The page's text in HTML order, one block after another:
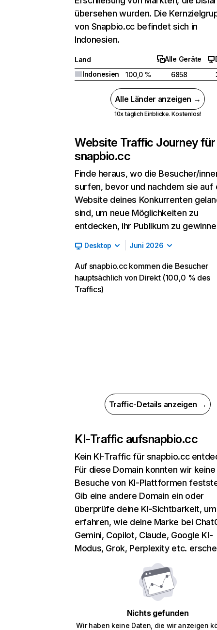
übersehen wurden. Die
von Snapbio.cc befindet sich in
Indonesien.
Land Alle Geräte
Indonesien
100,0 % 6858
Alle Länder anzeigen →
10x täglich Einblicke. Kostenlos!
Website Traffic Journey für
snapbio.cc
Finde heraus, wo die Besucher/
surfen, bevor und nachdem sie auf
Website deines Konkurrenten
sind, um neue Möglichkeiten zu
entdecken, ihr Publikum zu
Desktop Juni 2026
Auf snapbio.cc kommen die Besucher
hauptsächlich von Direkt (100,0 % des
Traffics)
Traffic-Details anzeigen →
KI-Traffic aufsnapbio.cc
Kein KI-Traffic für snapbio.cc
Für diese Domain konnten wir keine
Besuche von KI-Plattformen
Gib eine andere Domain ein oder
überprüfe deine KI-Sichtbarkeit,
erfahren, wie deine Marke bei
Gemini, Copilot, Claude, Google KI-
Modus, Grok, Perplexity etc.
Nichts gefunden
Wir haben keine Daten, die wir anzeigen